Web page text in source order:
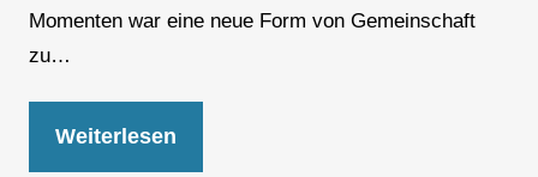
Momenten war eine neue Form von Gemeinschaft
zu…
Weiterlesen